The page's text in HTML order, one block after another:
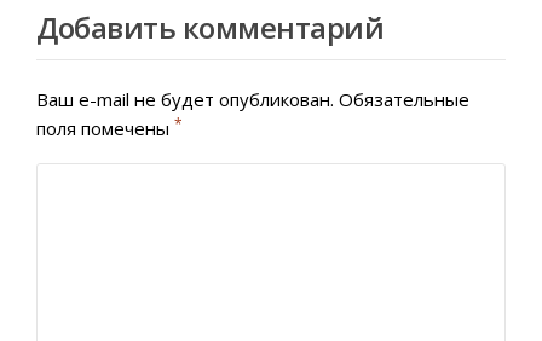
Добавить комментарий
Ваш e-mail не будет опубликован. Обязательные
поля помечены *